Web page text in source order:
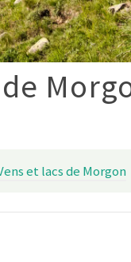
et lacs de Morgon